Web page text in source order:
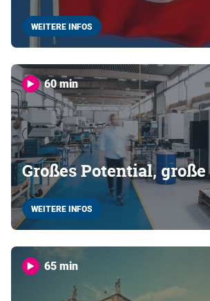
WEITERE INFOS
60 min
Großes Potential,
WEITERE INFOS
65 min